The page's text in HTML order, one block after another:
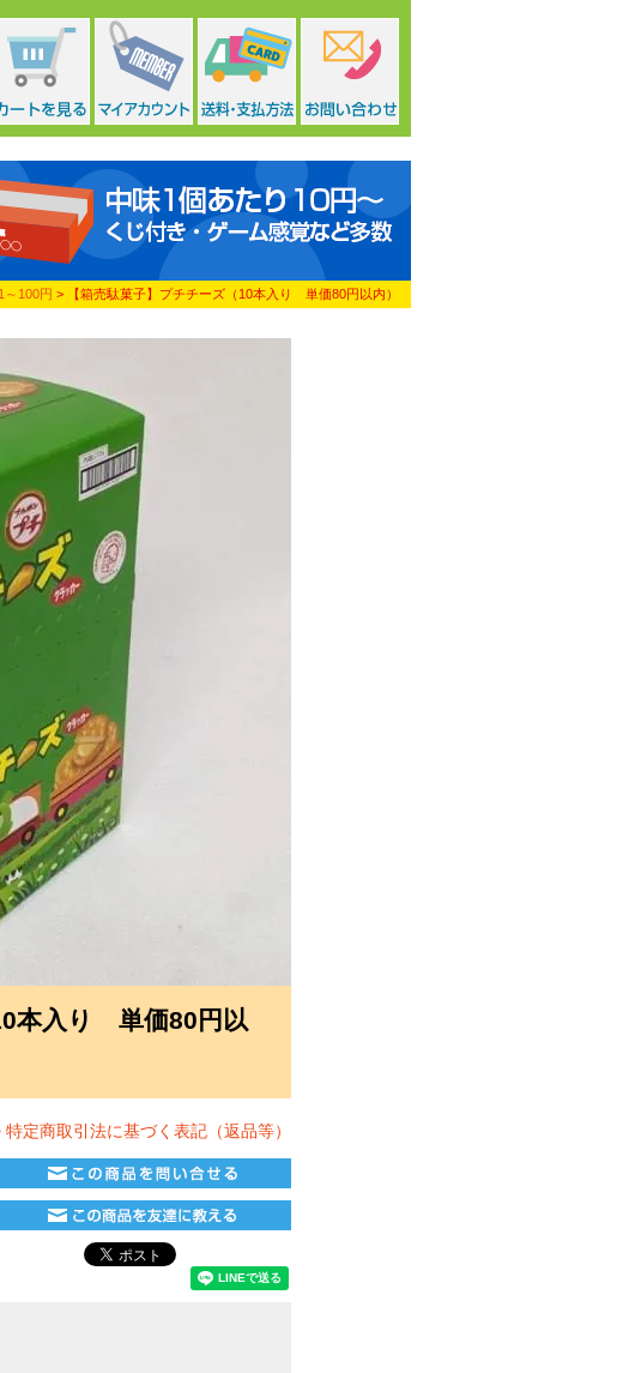
～100円 > 【箱売駄菓子】プチチーズ（10本入り 単価80円以内）
本入り 単価80円以
特定商取引法に基づく表記（返品等）